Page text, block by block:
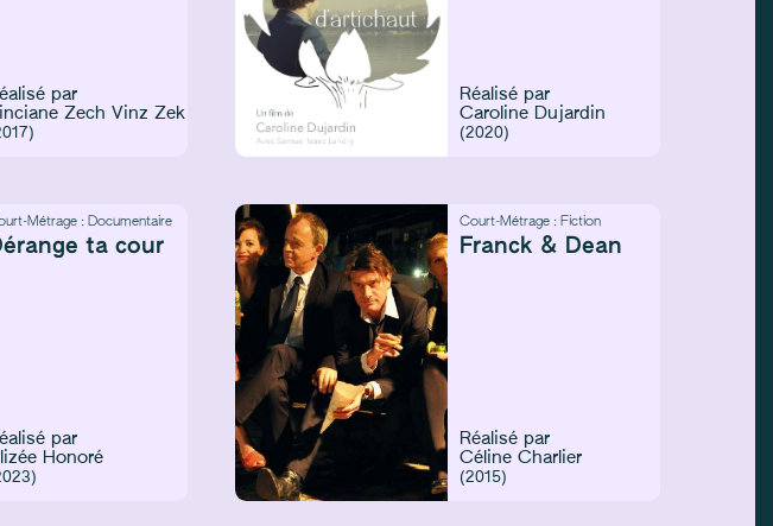
par
Zech Vinz Zek
Réalisé par
Caroline Dujardin
(2020)
Métrage : Documentaire
ta cour
par
Honoré
Court-Métrage : Fiction
Franck & Dean
Réalisé par
Céline Charlier
(2015)